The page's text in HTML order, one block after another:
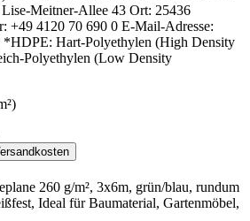
Meitner-Allee 43 Ort: 25436
+49 4120 70 690 0 E-Mail-Adresse:
*HDPE: Hart-Polyethylen (High Density
Polyethylen (Low Density